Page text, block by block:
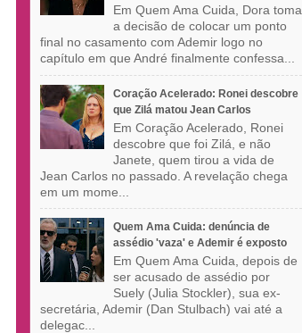
Em Quem Ama Cuida, Dora toma
a decisão de colocar um ponto
final no casamento com Ademir logo no
capítulo em que André finalmente confessa...
Coração Acelerado: Ronei descobre
que Zilá matou Jean Carlos
Em Coração Acelerado, Ronei
descobre que foi Zilá, e não
Janete, quem tirou a vida de
Jean Carlos no passado. A revelação chega
em um mome...
Quem Ama Cuida: denúncia de
assédio 'vaza' e Ademir é exposto
Em Quem Ama Cuida, depois de
ser acusado de assédio por
Suely (Julia Stockler), sua ex-
secretária, Ademir (Dan Stulbach) vai até a
delegac...